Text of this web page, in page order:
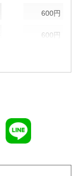
600円
600円
600円